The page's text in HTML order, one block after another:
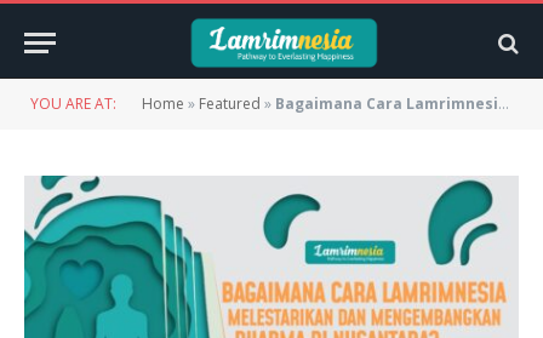
YOU ARE AT: Home » Featured » Bagaimana Cara Lamrimnesia Melestarikan dan Mengembangkan Dharma di Nusantara?